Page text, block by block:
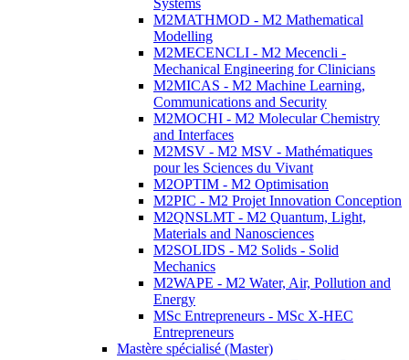
Systems
M2MATHMOD - M2 Mathematical
Modelling
M2MECENCLI - M2 Mecencli -
Mechanical Engineering for Clinicians
M2MICAS - M2 Machine Learning,
Communications and Security
M2MOCHI - M2 Molecular Chemistry
and Interfaces
M2MSV - M2 MSV - Mathématiques
pour les Sciences du Vivant
M2OPTIM - M2 Optimisation
M2PIC - M2 Projet Innovation Conception
M2QNSLMT - M2 Quantum, Light,
Materials and Nanosciences
M2SOLIDS - M2 Solids - Solid
Mechanics
M2WAPE - M2 Water, Air, Pollution and
Energy
MSc Entrepreneurs - MSc X-HEC
Entrepreneurs
Mastère spécialisé (Master)